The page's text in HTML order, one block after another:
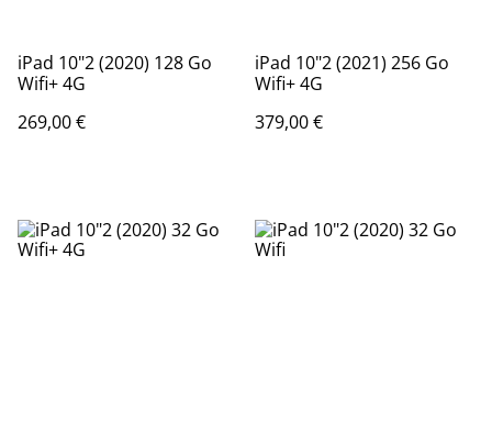
iPad 10"2 (2020) 128 Go
Wifi+ 4G
269,00 €
iPad 10"2 (2021) 256 Go
Wifi+ 4G
379,00 €